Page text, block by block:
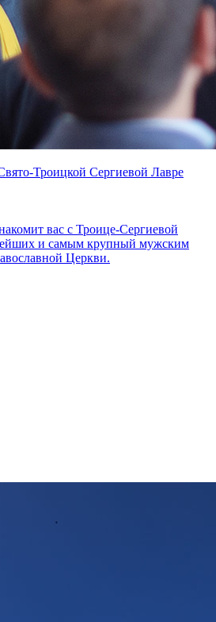
Троицкой Сергиевой Лавре
вас с Троице-Сергиевой
и самым крупный мужским
Церкви.